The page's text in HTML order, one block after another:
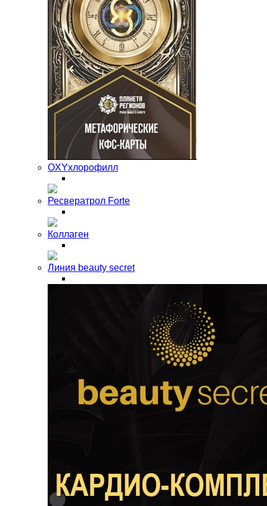
OXYхлорофилл
Ресвератрол Forte
Коллаген
Линия beauty secret